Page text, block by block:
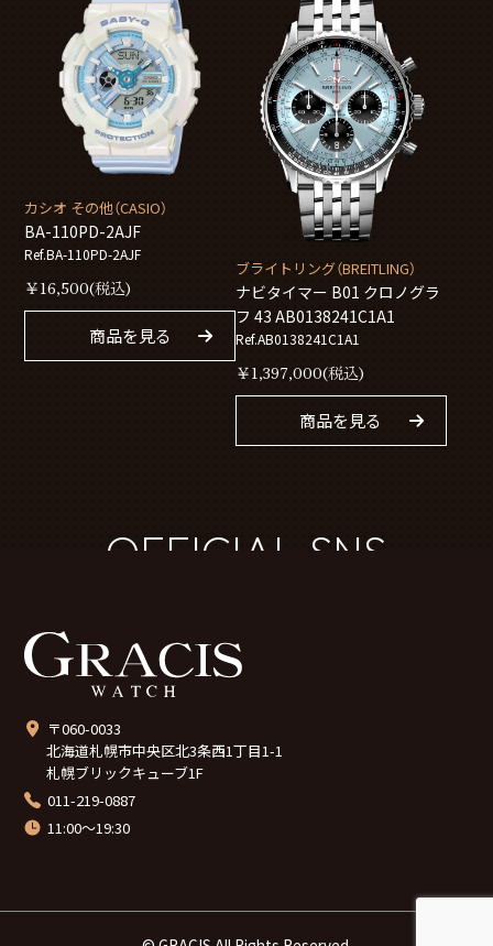
カシオ その他（CASIO）
BA-110PD-2AJF
Ref.BA-110PD-2AJF
￥16,500(税込)
商品を見る
ブライトリング（BREITLING）
ナビタイマー B01 クロノグラ
フ 43 AB0138241C1A1
Ref.AB0138241C1A1
￥1,397,000(税込)
商品を見る
OFFICIAL SNS
〒060-0033
北海道札幌市中央区北3条西1丁目1-1
札幌ブリックキューブ1F
011-219-0887
11:00～19:30